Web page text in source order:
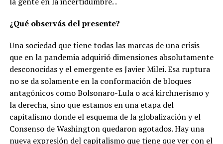
¿Qué observás del presente?
Una sociedad que tiene todas las marcas de una crisis
que en la pandemia adquirió dimensiones absolutamente
desconocidas y el emergente es Javier Milei. Esa ruptura
no se da solamente en la conformación de bloques
antagónicos como Bolsonaro-Lula o acá kirchnerismo y
la derecha, sino que estamos en una etapa del
capitalismo donde el esquema de la globalización y el
Consenso de Washington quedaron agotados. Hay una
nueva expresión del capitalismo que tiene que ver con el